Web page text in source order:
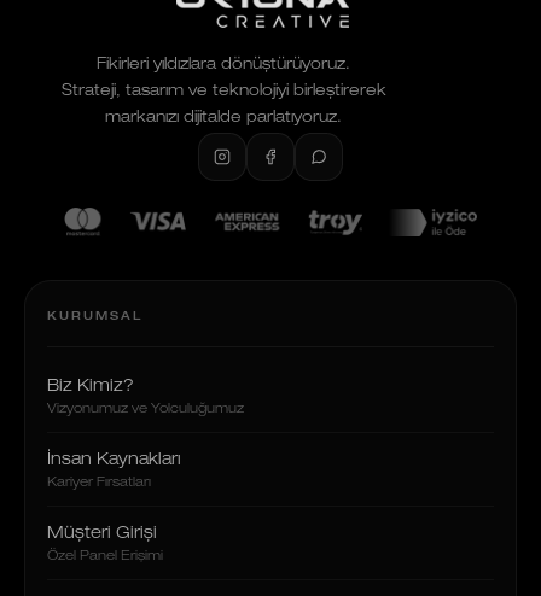
Fikirleri yıldızlara dönüştürüyoruz.
Strateji, tasarım ve teknolojiyi birleştirerek
markanızı dijitalde parlatıyoruz.
KURUMSAL
Biz Kimiz?
Vizyonumuz ve Yolculuğumuz
İnsan Kaynakları
Kariyer Fırsatları
Müşteri Girişi
Özel Panel Erişimi